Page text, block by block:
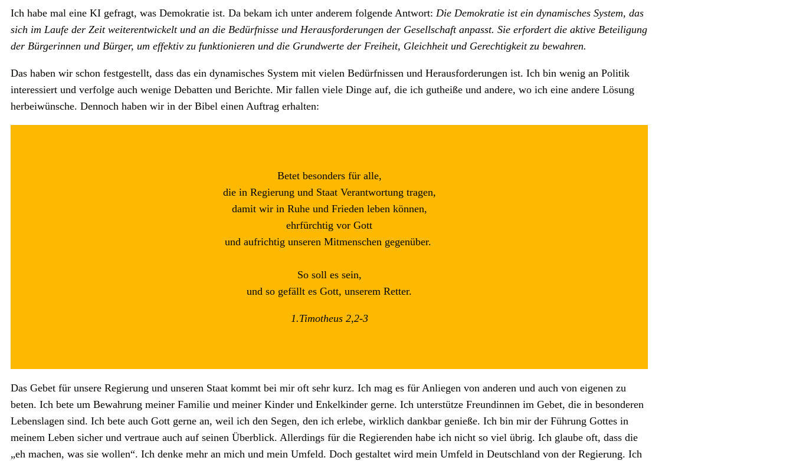
Ich habe mal eine KI gefragt, was Demokratie ist. Da bekam ich unter anderem folgende Antwort: Die Demokratie ist ein dynamisches System, das
sich im Laufe der Zeit weiterentwickelt und an die Bedürfnisse und Herausforderungen der Gesellschaft anpasst. Sie erfordert die aktive Beteiligung
der Bürgerinnen und Bürger, um effektiv zu funktionieren und die Grundwerte der Freiheit, Gleichheit und Gerechtigkeit zu bewahren.
Das haben wir schon festgestellt, dass das ein dynamisches System mit vielen Bedürfnissen und Herausforderungen ist. Ich bin wenig an Politik
interessiert und verfolge auch wenige Debatten und Berichte. Mir fallen viele Dinge auf, die ich gutheiße und andere, wo ich eine andere Lösung
herbeiwünsche. Dennoch haben wir in der Bibel einen Auftrag erhalten:
Betet besonders für alle,
die in Regierung und Staat Verantwortung tragen,
damit wir in Ruhe und Frieden leben können,
ehrfürchtig vor Gott
und aufrichtig unseren Mitmenschen gegenüber.
So soll es sein,
und so gefällt es Gott, unserem Retter.
1.Timotheus 2,2-3
Das Gebet für unsere Regierung und unseren Staat kommt bei mir oft sehr kurz. Ich mag es für Anliegen von anderen und auch von eigenen zu
beten. Ich bete um Bewahrung meiner Familie und meiner Kinder und Enkelkinder gerne. Ich unterstütze Freundinnen im Gebet, die in besonderen
Lebenslagen sind. Ich bete auch Gott gerne an, weil ich den Segen, den ich erlebe, wirklich dankbar genieße. Ich bin mir der Führung Gottes in
meinem Leben sicher und vertraue auch auf seinen Überblick. Allerdings für die Regierenden habe ich nicht so viel übrig. Ich glaube oft, dass die
„eh machen, was sie wollen“. Ich denke mehr an mich und mein Umfeld. Doch gestaltet wird mein Umfeld in Deutschland von der Regierung. Ich